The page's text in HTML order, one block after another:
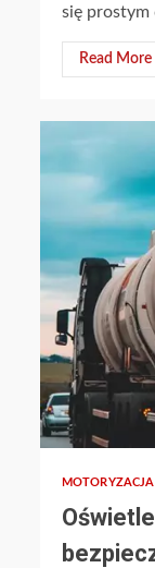
się prostym
Read More
2 min read
MOTORYZACJA